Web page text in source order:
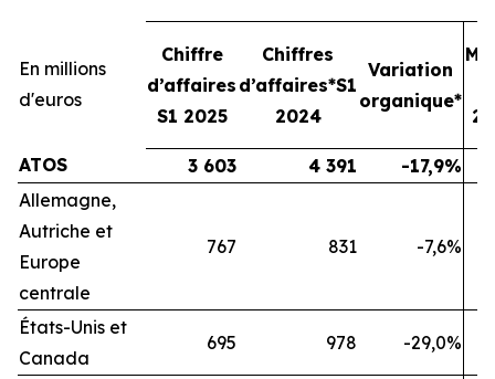
En millions
d'euros
Chiffre
d’affaires
S1 2025
Chiffres
d’affaires*S1
2024
Variation
organique*
ATOS 3 603 4 391 -17,9%
Allemagne,
Autriche et
Europe
centrale
767 831 -7,6%
États-Unis et
Canada
695 978 -29,0%